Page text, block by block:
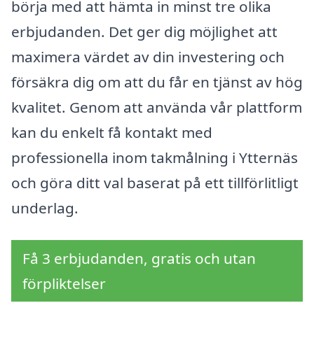
börja med att hämta in minst tre olika
erbjudanden. Det ger dig möjlighet att
maximera värdet av din investering och
försäkra dig om att du får en tjänst av hög
kvalitet. Genom att använda vår plattform
kan du enkelt få kontakt med
professionella inom takmålning i Ytternäs
och göra ditt val baserat på ett tillförlitligt
underlag.
Få 3 erbjudanden, gratis och utan
förpliktelser